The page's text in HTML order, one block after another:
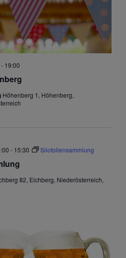
- 19:00
Höhenberg 1, Höhenberg,
- 15:30 Silofoliensammlung
82, Eichberg, Niederösterreich,